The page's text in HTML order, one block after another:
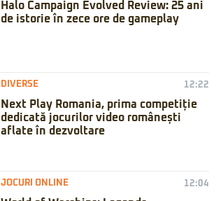
Halo Campaign Evolved Review: 25 ani
de istorie în zece ore de gameplay
DIVERSE 12:22
Next Play Romania, prima competiție
dedicată jocurilor video românești
aflate în dezvoltare
JOCURI ONLINE 12:04